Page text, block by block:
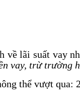
về lãi suất vay
vay, trừ trường
thể vượt qua: